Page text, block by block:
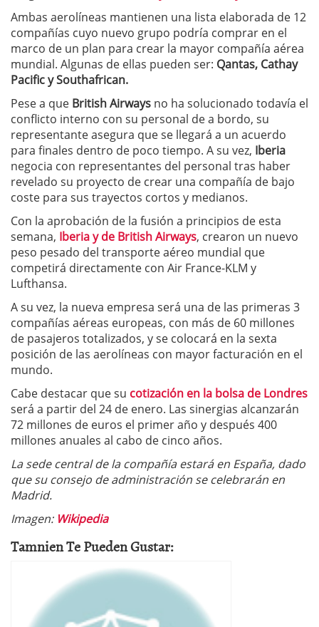
Ambas aerolíneas mantienen una lista elaborada de 12
compañías cuyo nuevo grupo podría comprar en el
marco de un plan para crear la mayor compañía aérea
mundial. Algunas de ellas pueden ser: Qantas, Cathay
Pacific y Southafrican.
Pese a que British Airways no ha solucionado todavía el
conflicto interno con su personal de a bordo, su
representante asegura que se llegará a un acuerdo
para finales dentro de poco tiempo. A su vez, Iberia
negocia con representantes del personal tras haber
revelado su proyecto de crear una compañía de bajo
coste para sus trayectos cortos y medianos.
Con la aprobación de la fusión a principios de esta
semana, Iberia y de British Airways, crearon un nuevo
peso pesado del transporte aéreo mundial que
competirá directamente con Air France-KLM y
Lufthansa.
A su vez, la nueva empresa será una de las primeras 3
compañías aéreas europeas, con más de 60 millones
de pasajeros totalizados, y se colocará en la sexta
posición de las aerolíneas con mayor facturación en el
mundo.
Cabe destacar que su cotización en la bolsa de Londres
será a partir del 24 de enero. Las sinergias alcanzarán
72 millones de euros el primer año y después 400
millones anuales al cabo de cinco años.
La sede central de la compañía estará en España, dado
que su consejo de administración se celebrarán en
Madrid.
Imagen: Wikipedia
Tamnien Te Pueden Gustar: